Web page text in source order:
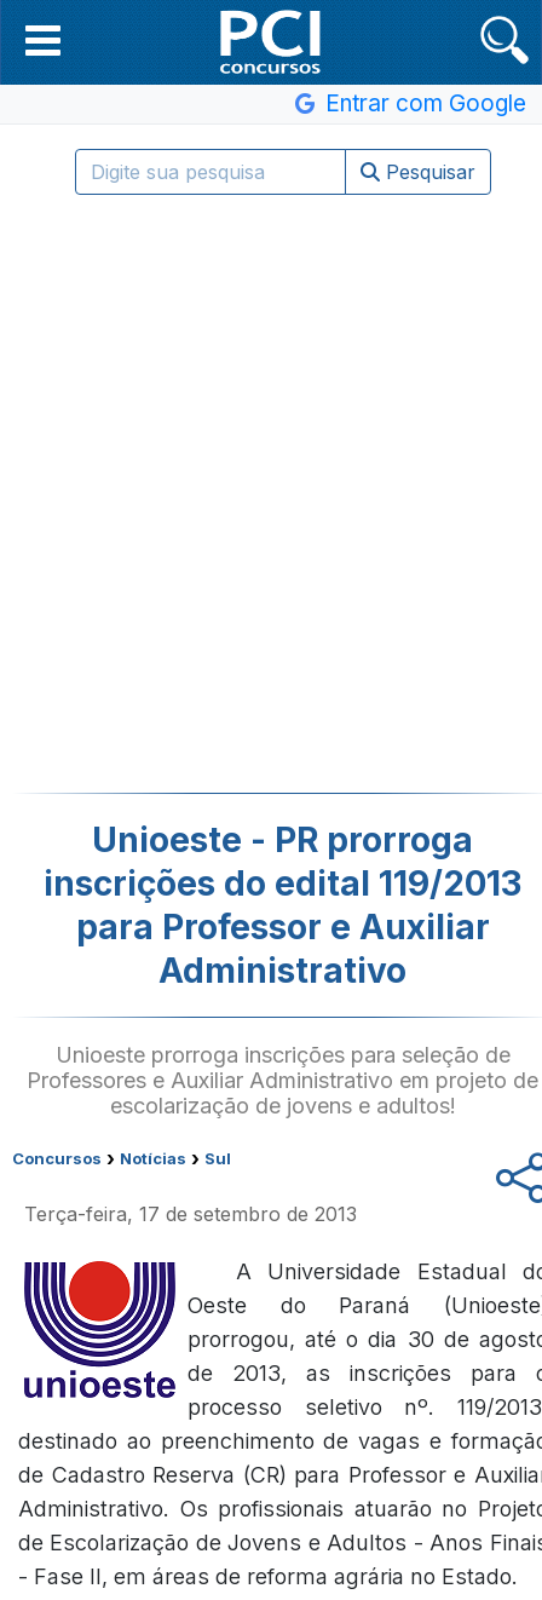
Entrar com Google
Pesquisar
Unioeste - PR prorroga
inscrições do edital 119/2013
para Professor e Auxiliar
Administrativo
Unioeste prorroga inscrições para seleção de
Professores e Auxiliar Administrativo em projeto de
escolarização de jovens e adultos!
Concursos › Notícias › Sul
Terça-feira, 17 de setembro de 2013
A Universidade Estadual
Oeste do Paraná
prorrogou, até o dia 30 de
de 2013, as inscrições para
processo seletivo nº. 119/
destinado ao preenchimento de vagas e
de Cadastro Reserva (CR) para Professor e
Administrativo. Os profissionais atuarão no
de Escolarização de Jovens e Adultos - Anos
- Fase II, em áreas de reforma agrária no Estado.